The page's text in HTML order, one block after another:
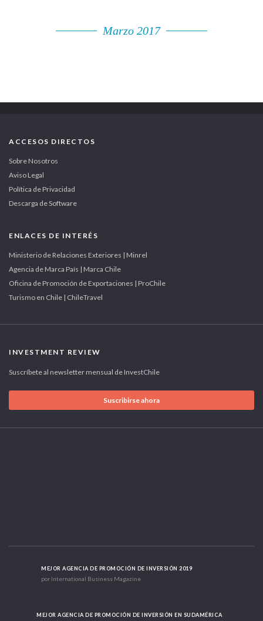
Marzo 2017
ACCESOS DIRECTOS
Sobre Nosotros
Aviso Legal
Política de Privacidad
Descarga de Software
ENLACES DE INTERÉS
Ministerio de Relaciones Exteriores | Minrel
Agencia de Marca País | Marca Chile
Oficina de Promoción de Exportaciones | ProChile
Turismo en Chile | ChileTravel
INVESTMENT REVIEW
Suscríbete al newsletter mensual de InvestChile
Suscribirse ahora
MEJOR AGENCIA DE PROMOCIÓN DE INVERSIÓN 2019
por International Business Magazine
MEJOR AGENCIA DE PROMOCIÓN DE INVERSIÓN EN SUDAMÉRICA